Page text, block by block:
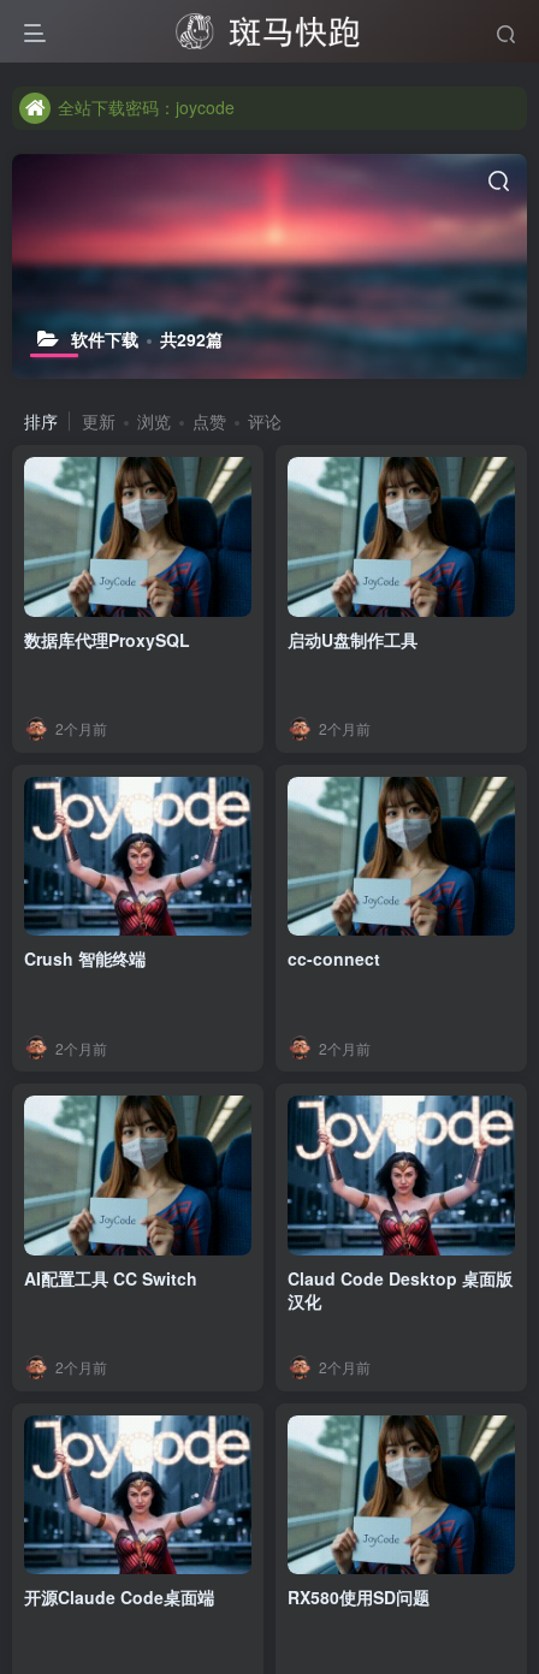
全站下载密码：joycode
全站下载密码：joycode
全站下载密码：joycode
软件下载 共292篇
排序 更新 浏览 点赞 评论
数据库代理ProxySQL
2个月前
启动U盘制作工具
2个月前
Crush 智能终端
2个月前
cc-connect
2个月前
AI配置工具 CC Switch
2个月前
Claud Code Desktop 桌面版
汉化
2个月前
开源Claude Code桌面端 RX580使用SD问题